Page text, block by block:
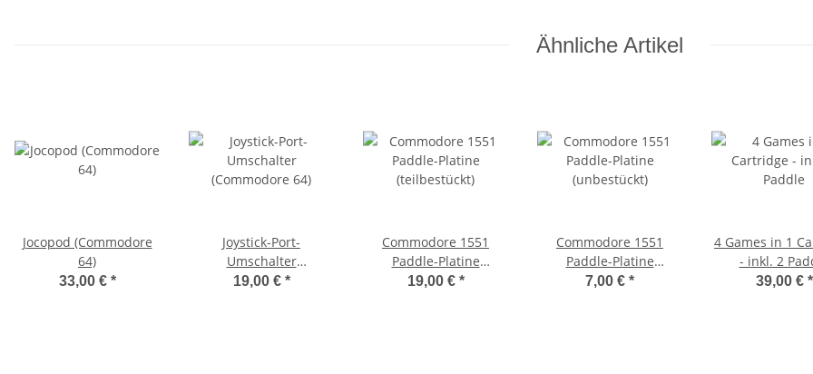
Ähnliche Artikel
Jocopod (Commodore
64)
33,00 € *
Joystick-Port-
Umschalter
(Commodore 64)
19,00 € *
Commodore 1551
Paddle-Platine
(teilbestückt)
19,00 € *
Commodore 1551
Paddle-Platine
(unbestückt)
7,00 € *
4 Games in 1
- inkl. 2
39,00 € *